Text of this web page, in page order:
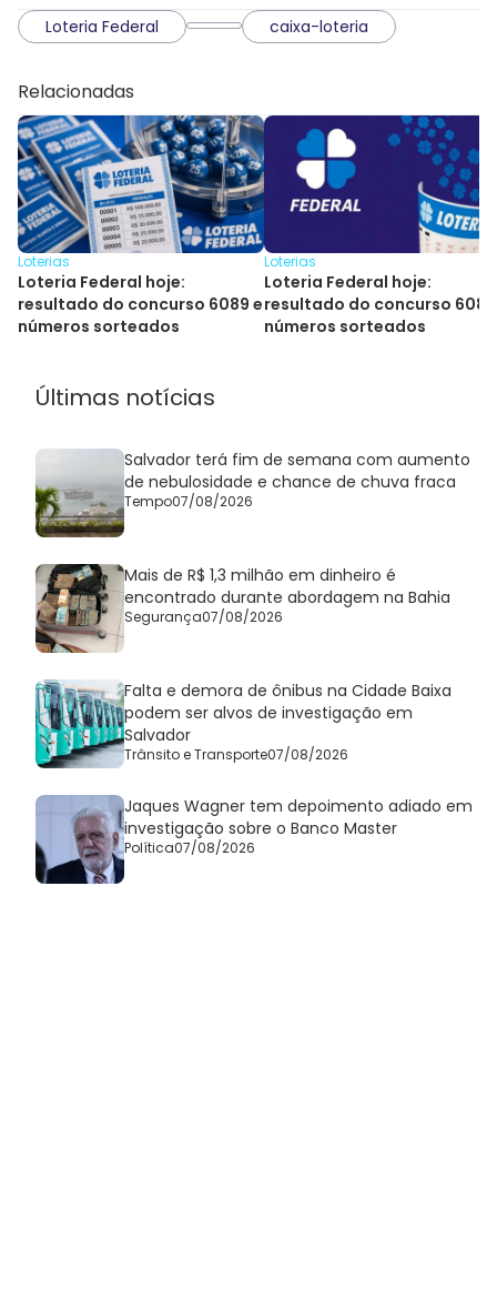
Loteria Federal caixa-loteria
Relacionadas
Loterias
Loteria Federal hoje:
resultado do concurso 6089 e
números sorteados
Loterias
Loteria Federal hoje:
resultado do concurso
números sorteados
Últimas notícias
Salvador terá fim de semana com aumento
de nebulosidade e chance de chuva fraca
Tempo07/08/2026
Mais de R$ 1,3 milhão em dinheiro é
encontrado durante abordagem na Bahia
Segurança07/08/2026
Falta e demora de ônibus na Cidade Baixa
podem ser alvos de investigação em
Salvador
Trânsito e Transporte07/08/2026
Jaques Wagner tem depoimento adiado em
investigação sobre o Banco Master
Política07/08/2026